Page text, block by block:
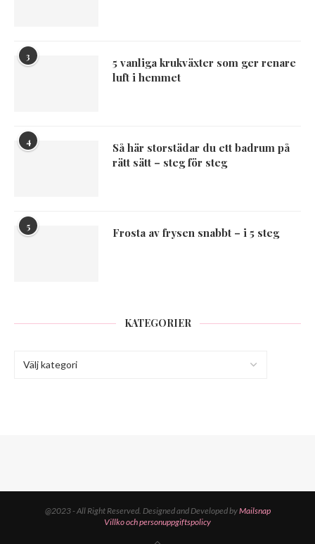
3
5 vanliga krukväxter som ger renare
luft i hemmet
4
Så här storstädar du ett badrum på
rätt sätt – steg för steg
5 Frosta av frysen snabbt – i 5 steg
KATEGORIER
@2023 - All Right Reserved. Designed and Developed byMailsnap
Villko och personuppgiftspolicy